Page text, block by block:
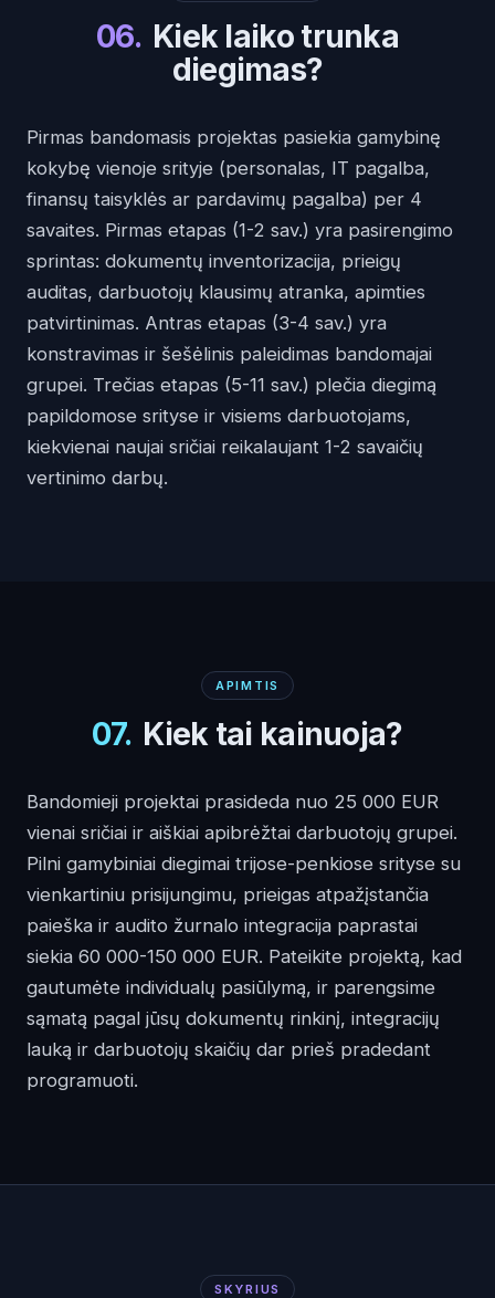
06. Kiek laiko trunka
diegimas?
Pirmas bandomasis projektas pasiekia gamybinę
kokybę vienoje srityje (personalas, IT pagalba,
finansų taisyklės ar pardavimų pagalba) per 4
savaites. Pirmas etapas (1-2 sav.) yra pasirengimo
sprintas: dokumentų inventorizacija, prieigų
auditas, darbuotojų klausimų atranka, apimties
patvirtinimas. Antras etapas (3-4 sav.) yra
konstravimas ir šešėlinis paleidimas bandomajai
grupei. Trečias etapas (5-11 sav.) plečia diegimą
papildomose srityse ir visiems darbuotojams,
kiekvienai naujai sričiai reikalaujant 1-2 savaičių
vertinimo darbų.
APIMTIS
07. Kiek tai kainuoja?
Bandomieji projektai prasideda nuo 25 000 EUR
vienai sričiai ir aiškiai apibrėžtai darbuotojų grupei.
Pilni gamybiniai diegimai trijose-penkiose srityse su
vienkartiniu prisijungimu, prieigas atpažįstančia
paieška ir audito žurnalo integracija paprastai
siekia 60 000-150 000 EUR. Pateikite projektą, kad
gautumėte individualų pasiūlymą, ir parengsime
sąmatą pagal jūsų dokumentų rinkinį, integracijų
lauką ir darbuotojų skaičių dar prieš pradedant
programuoti.
SKYRIUS